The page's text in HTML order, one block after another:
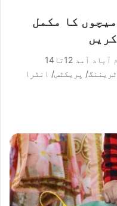
کا مکمل
سیریز کا مکمل شیڈول: 11ستمبر: اسلام آباد آمد 12تا14
15تا16ستمبر: ٹریننگ/ پریکٹس/ انٹرا